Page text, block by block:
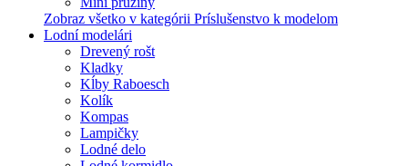
Zobraz všetko v kategórii Príslušenstvo k modelom
Lodní modelári
Drevený rošt
Kladky
Kĺby Raboesch
Kolík
Kompas
Lampičky
Lodné delo